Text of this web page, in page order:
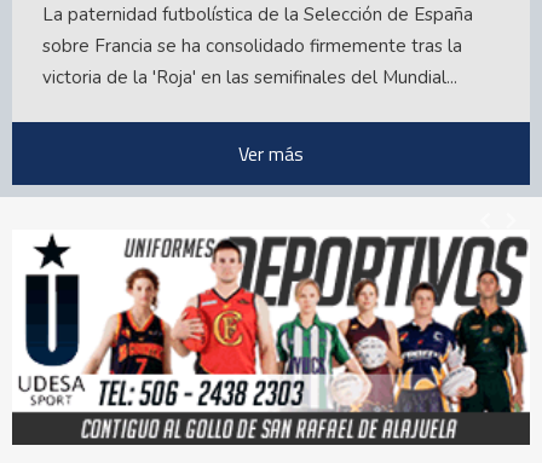
La paternidad futbolística de la Selección de España
sobre Francia se ha consolidado firmemente tras la
victoria de la 'Roja' en las semifinales del Mundial...
Ver más